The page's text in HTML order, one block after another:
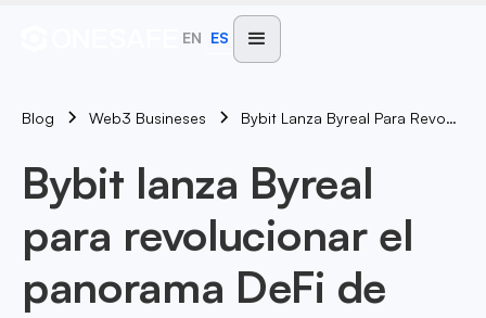
EN ES
Blog Web3 Busineses Bybit Lanza Byreal Para Revolucionar El Panorama DeFi De Solana
Bybit lanza Byreal
para revolucionar el
panorama DeFi de